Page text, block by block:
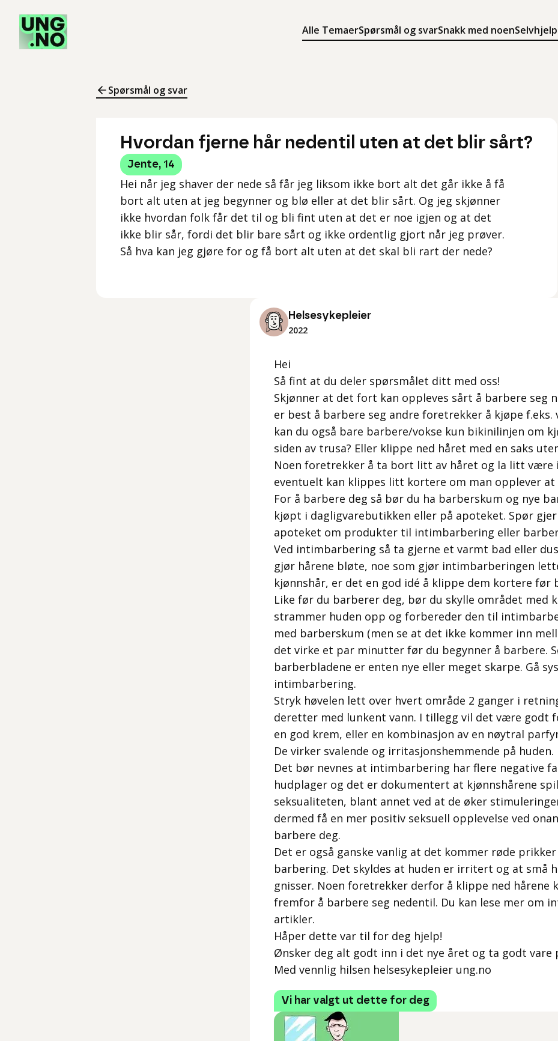
Alle TemaerSpørsmål og svarSnakk med noen
Søk
Meny
Spørsmål og svar
Hvordan fjerne hår nedentil uten at det blir sårt?
Jente, 14
Hei når jeg shaver der nede så får jeg liksom ikke bort alt det går ikke å få
bort alt uten at jeg begynner og blø eller at det blir sårt. Og jeg skjønner
ikke hvordan folk får det til og bli fint uten at det er noe igjen og at det
ikke blir sår, fordi det blir bare sårt og ikke ordentlig gjort når jeg prøver.
Så hva kan jeg gjøre for og få bort alt uten at det skal bli rart der nede?
Helsesykepleier
2022
Hei
Så fint at du deler spørsmålet ditt med oss!
Skjønner at det fort kan oppleves sårt å barbere seg
er best å barbere seg andre foretrekker å kjøpe f.eks.
kan du også bare barbere/vokse kun bikinilinjen om
siden av trusa? Eller klippe ned håret med en saks
Noen foretrekker å ta bort litt av håret og la litt være
eventuelt kan klippes litt kortere om man opplever
For å barbere deg så bør du ha barberskum og nye
kjøpt i dagligvarebutikken eller på apoteket. Spør
apoteket om produkter til intimbarbering eller
Ved intimbarbering så ta gjerne et varmt bad eller
gjør hårene bløte, noe som gjør intimbarberingen
kjønnshår, er det en god idé å klippe dem kortere før
Like før du barberer deg, bør du skylle området med
strammer huden opp og forbereder den til
med barberskum (men se at det ikke kommer inn
det virke et par minutter før du begynner å barbere.
barberbladene er enten nye eller meget skarpe. Gå
intimbarbering.
Stryk høvelen lett over hvert område 2 ganger i
deretter med lunkent vann. I tillegg vil det være godt
en god krem, eller en kombinasjon av en nøytral
De virker svalende og irritasjonshemmende på huden.
Det bør nevnes at intimbarbering har flere negative
hudplager og det er dokumentert at kjønnshårene
seksualiteten, blant annet ved at de øker
dermed få en mer positiv seksuell opplevelse ved
barbere deg.
Det er også ganske vanlig at det kommer røde
barbering. Det skyldes at huden er irritert og at små
gnisser. Noen foretrekker derfor å klippe ned hårene
fremfor å barbere seg nedentil. Du kan lese mer om
artikler.
Håper dette var til for deg hjelp!
Ønsker deg alt godt inn i det nye året og ta godt vare
Med vennlig hilsen helsesykepleier ung.no
Vi har valgt ut dette for deg